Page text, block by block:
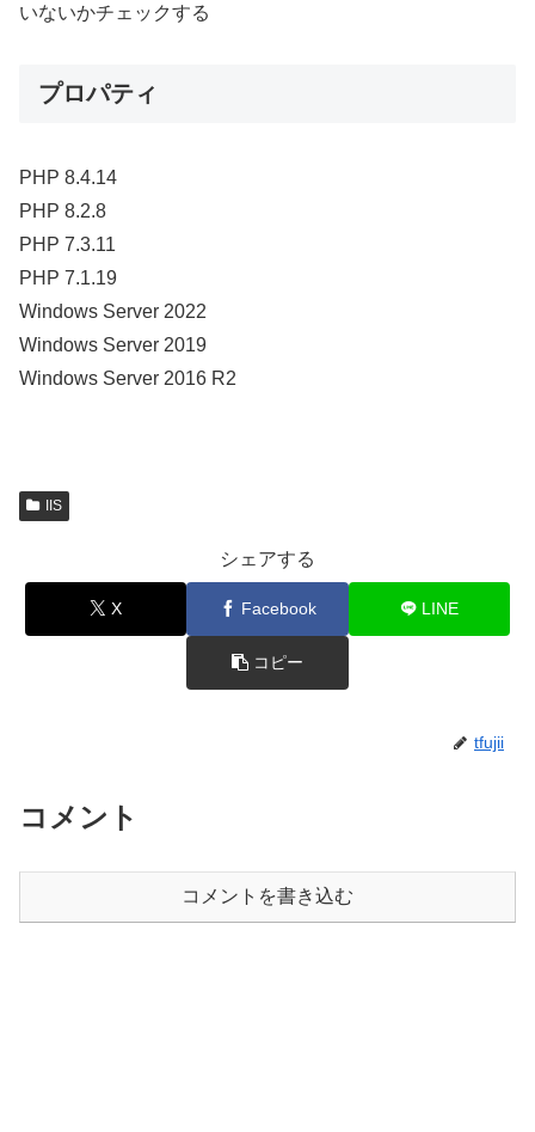
いないかチェックする
プロパティ
PHP 8.4.14
PHP 8.2.8
PHP 7.3.11
PHP 7.1.19
Windows Server 2022
Windows Server 2019
Windows Server 2016 R2
IIS
シェアする
X Facebook LINE
コピー
tfujii
コメント
コメントを書き込む